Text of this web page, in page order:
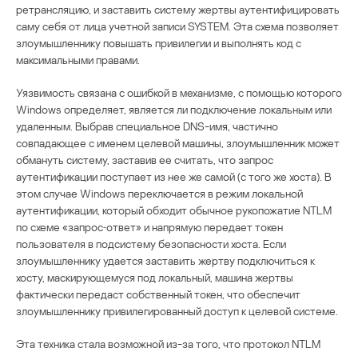
ретрансляцию, и заставить систему жертвы аутентифицировать
саму себя от лица учетной записи SYSTEM. Эта схема позволяет
злоумышленнику повышать привилегии и выполнять код с
максимальными правами.
Уязвимость связана с ошибкой в механизме, с помощью которого
Windows определяет, является ли подключение локальным или
удаленным. Выбрав специальное DNS-имя, частично
совпадающее с именем целевой машины, злоумышленник может
обмануть систему, заставив ее считать, что запрос
аутентификации поступает из нее же самой (с того же хоста). В
этом случае Windows переключается в режим локальной
аутентификации, который обходит обычное рукопожатие NTLM
по схеме «запрос‑ответ» и напрямую передает токен
пользователя в подсистему безопасности хоста. Если
злоумышленнику удается заставить жертву подключиться к
хосту, маскирующемуся под локальный, машина жертвы
фактически передаст собственный токен, что обеспечит
злоумышленнику привилегированный доступ к целевой системе.
Эта техника стала возможной из-за того, что протокол NTLM